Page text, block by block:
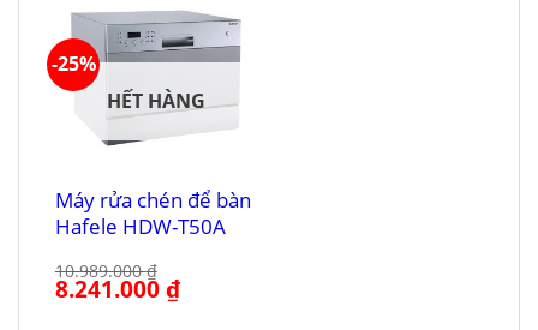
-25%
HẾT HÀNG
Máy rửa chén để bàn
Hafele HDW-T50A
10.989.000₫
Giá
gốc
8.241.000₫Giá
hiện